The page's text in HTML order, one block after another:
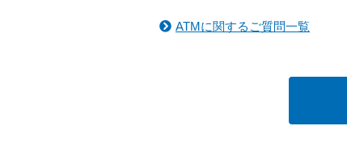
ATMに関するご質問一覧